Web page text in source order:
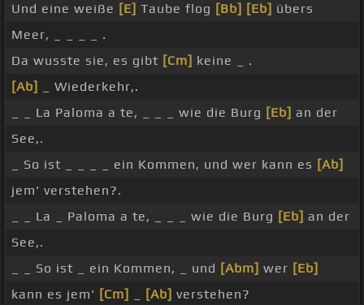
Und eine weiße [E] Taube flog [Bb] [Eb] übers
Meer, _ _ _ _ .
Da wusste sie, es gibt [Cm] keine _ .
[Ab]
_ Wiederkehr,.
_ _ La Paloma a te, _ _ _ wie die Burg [Eb] an der
See,.
_ So ist _ _ _ _ ein Kommen, und wer kann es [Ab]
jem' verstehen?.
_ _ La _ Paloma a te, _ _ _ wie die Burg [Eb] an der
See,.
_ _ So ist _ ein Kommen, _ und [Abm] wer [Eb]
kann es jem' [Cm] [Ab] verstehen?